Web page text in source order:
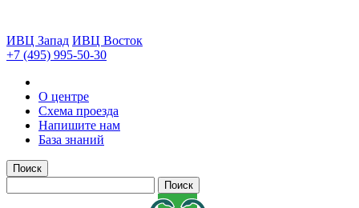
ИВЦ Запад ИВЦ Восток
+7 (495) 995-50-30
О центре
Схема проезда
Напишите нам
База знаний
Поиск
Поиск